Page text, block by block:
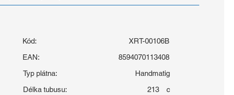
Kód:
XRT-00106B
EAN:
8594070113408
Typ plátna:
Handmatig
Délka tubusu:
213
c